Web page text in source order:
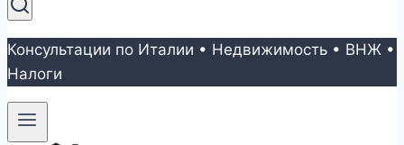
Консультации по Италии • Недвижимость • ВНЖ •
Налоги